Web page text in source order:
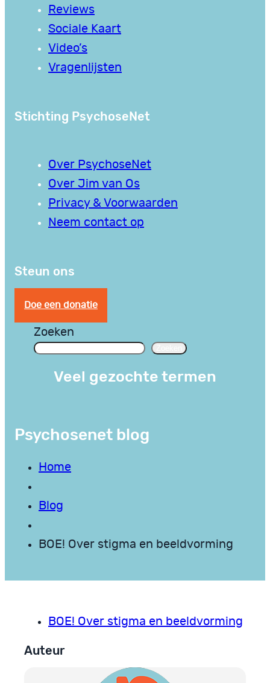
Reviews
Sociale Kaart
Video’s
Vragenlijsten
Stichting PsychoseNet
Over PsychoseNet
Over Jim van Os
Privacy & Voorwaarden
Neem contact op
Steun ons
Doe een donatie
Zoeken
Veel gezochte termen
Psychosenet blog
Home
Blog
BOE! Over stigma en beeldvorming
BOE! Over stigma en beeldvorming
Auteur